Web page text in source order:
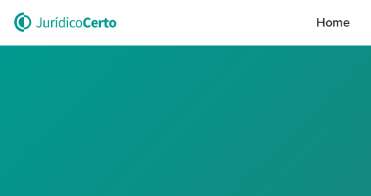
Home